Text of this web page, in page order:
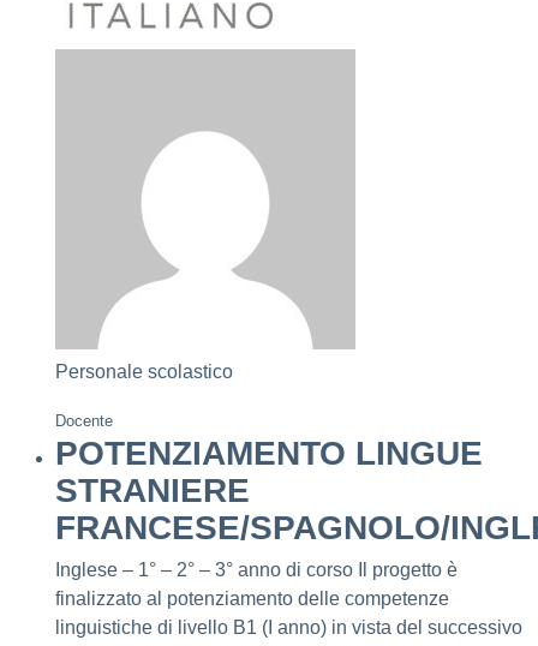
Personale scolastico
Docente
POTENZIAMENTO LINGUE
STRANIERE
FRANCESE/SPAGNOLO/
Inglese – 1° – 2° – 3° anno di corso Il progetto è
finalizzato al potenziamento delle competenze
linguistiche di livello B1 (I anno) in vista del successivo